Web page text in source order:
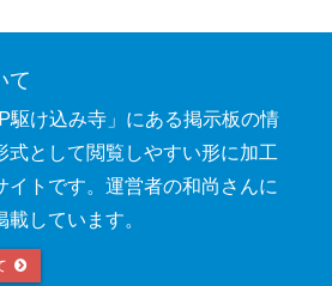
て
駆け込み寺」にある掲示板の情
式として閲覧しやすい形に加工
イトです。運営者の和尚さんに
しています。